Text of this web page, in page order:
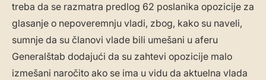
treba da se razmatra predlog 62 poslanika opozicije za
glasanje o nepoveremnju vladi, zbog, kako su naveli,
sumnje da su članovi vlade bili umešani u aferu
Generalštab dodajući da su zahtevi opozicije malo
izmešani naročito ako se ima u vidu da aktuelna vlada